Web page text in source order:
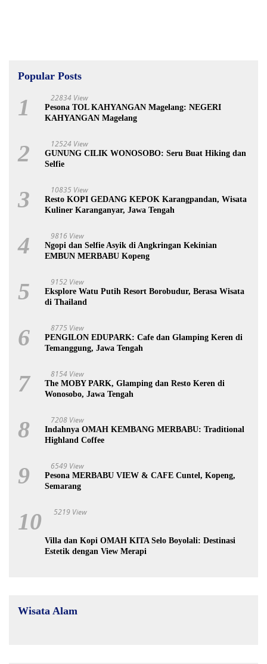
Popular Posts
1 22834 View
Pesona TOL KAHYANGAN Magelang: NEGERI
KAHYANGAN Magelang
2 12524 View
GUNUNG CILIK WONOSOBO: Seru Buat Hiking dan
Selfie
3 10835 View
Resto KOPI GEDANG KEPOK Karangpandan, Wisata
Kuliner Karanganyar, Jawa Tengah
4 9816 View
Ngopi dan Selfie Asyik di Angkringan Kekinian
EMBUN MERBABU Kopeng
5 9152 View
Eksplore Watu Putih Resort Borobudur, Berasa Wisata
di Thailand
6 8775 View
PENGILON EDUPARK: Cafe dan Glamping Keren di
Temanggung, Jawa Tengah
7 8154 View
The MOBY PARK, Glamping dan Resto Keren di
Wonosobo, Jawa Tengah
8 7208 View
Indahnya OMAH KEMBANG MERBABU: Traditional
Highland Coffee
9 6549 View
Pesona MERBABU VIEW & CAFE Cuntel, Kopeng,
Semarang
10 5219 View
Villa dan Kopi OMAH KITA Selo Boyolali: Destinasi
Estetik dengan View Merapi
Wisata Alam